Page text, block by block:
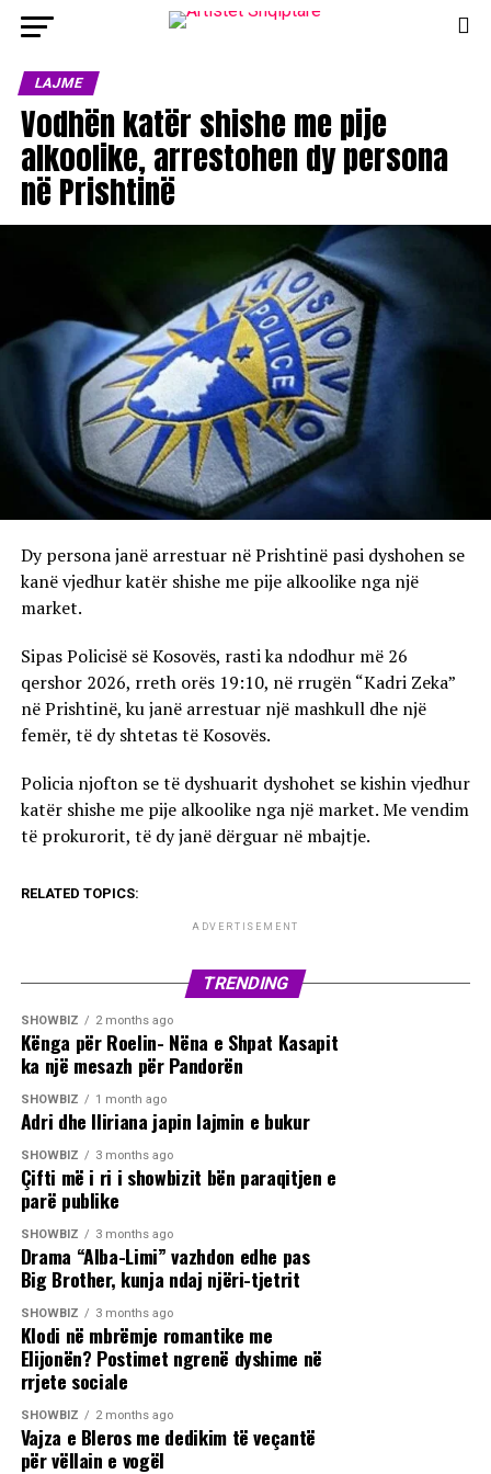
LAJME
Vodhën katër shishe me pije
alkoolike, arrestohen dy persona
në Prishtinë
Dy persona janë arrestuar në Prishtinë pasi dyshohen se
kanë vjedhur katër shishe me pije alkoolike nga një
market.
Sipas Policisë së Kosovës, rasti ka ndodhur më 26
qershor 2026, rreth orës 19:10, në rrugën “Kadri Zeka”
në Prishtinë, ku janë arrestuar një mashkull dhe një
femër, të dy shtetas të Kosovës.
Policia njofton se të dyshuarit dyshohet se kishin vjedhur
katër shishe me pije alkoolike nga një market. Me vendim
të prokurorit, të dy janë dërguar në mbajtje.
RELATED TOPICS:
ADVERTISEMENT
TRENDING
SHOWBIZ 2 months ago
Kënga për Roelin- Nëna e Shpat Kasapit
ka një mesazh për Pandorën
SHOWBIZ 1 month ago
Adri dhe Iliriana japin lajmin e bukur
SHOWBIZ 3 months ago
Çifti më i ri i showbizit bën paraqitjen e
parë publike
SHOWBIZ 3 months ago
Drama “Alba-Limi” vazhdon edhe pas
Big Brother, kunja ndaj njëri-tjetrit
SHOWBIZ 3 months ago
Klodi në mbrëmje romantike me
Elijonën? Postimet ngrenë dyshime në
rrjete sociale
SHOWBIZ 2 months ago
Vajza e Bleros me dedikim të veçantë
për vëllain e vogël